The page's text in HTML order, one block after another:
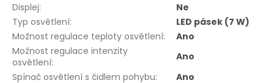
Displej:
Ne
Typ osvětlení:
LED pásek (7 W)
Možnost regulace teploty osvětlení:
Ano
Možnost regulace intenzity
osvětlení:
Ano
Spínač osvětlení s čidlem pohybu:
Ano